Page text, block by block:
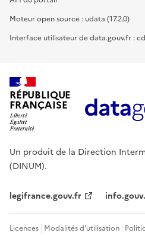
Moteur open source : udata (17.2.0)
Interface utilisateur de data.gouv.fr :
RÉPUBLIQUE
FRANÇAISE
Un produit de la Direction
(DINUM).
legifrance.gouv.fr
Licences Modalités d'utilisation